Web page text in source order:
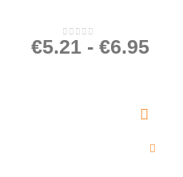
0out of 5
€5.21 - €6.95